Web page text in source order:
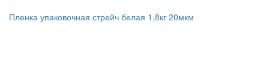
Пленка упаковочная стрейч белая 1,8кг 20мкм